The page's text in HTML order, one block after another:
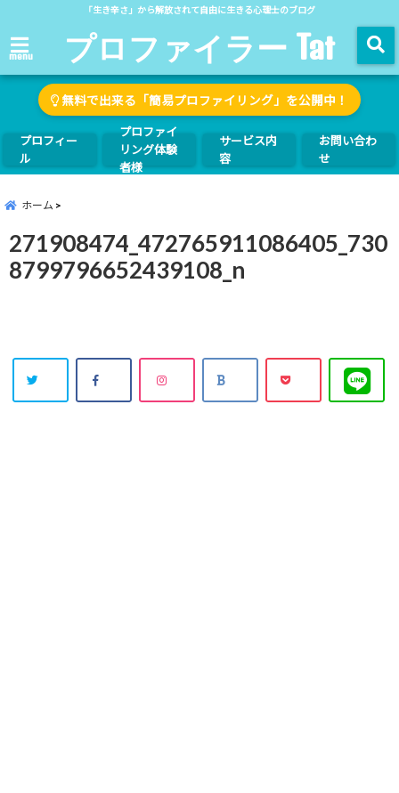
「生き辛さ」から解放されて自由に生きる心理士のブログ
menu プロファイラー Tat
無料で出来る「簡易プロファイリング」を公開中！
プロフィー
ル
プロファイ
リング体験
者様
サービス内
容
お問い合わ
せ
ホーム
271908474_472765911086405_730
8799796652439108_n